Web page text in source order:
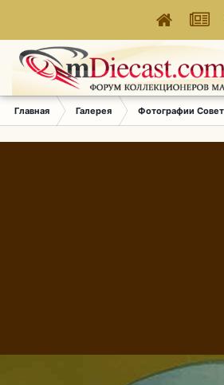
Главная Галерея Фотографии